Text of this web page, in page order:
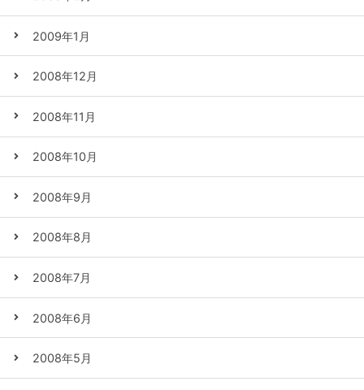
2009年1月
2008年12月
2008年11月
2008年10月
2008年9月
2008年8月
2008年7月
2008年6月
2008年5月